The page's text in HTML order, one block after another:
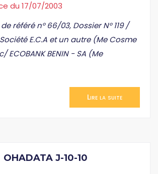
du 17/07/2003
référé n° 66/03, Dossier N° 119 /
E.C.A et un autre (Me Cosme
ECOBANK BENIN - SA (Me
Lire la suite
OHADATA J-10-10